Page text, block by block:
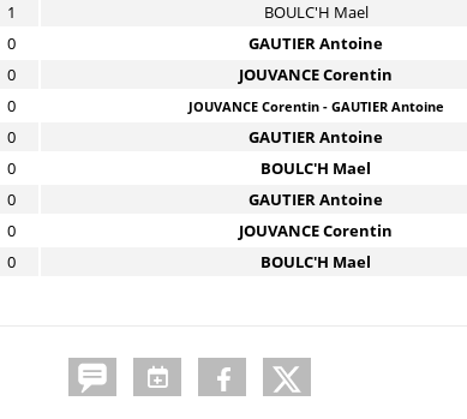
1 BOULC'H Mael
0 GAUTIER Antoine
0 JOUVANCE Corentin
0 JOUVANCE Corentin - GAUTIER Antoine
0 GAUTIER Antoine
0 BOULC'H Mael
0 GAUTIER Antoine
0 JOUVANCE Corentin
0 BOULC'H Mael